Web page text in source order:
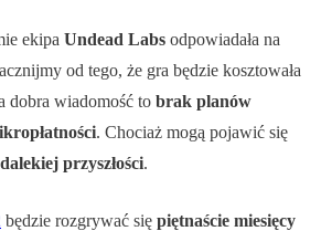
ekipa Undead Labs odpowiadała na
od tego, że gra będzie kosztowała
dobra wiadomość to brak planów
. Chociaż mogą pojawić się
przyszłości.
będzie rozgrywać się piętnaście miesięcy